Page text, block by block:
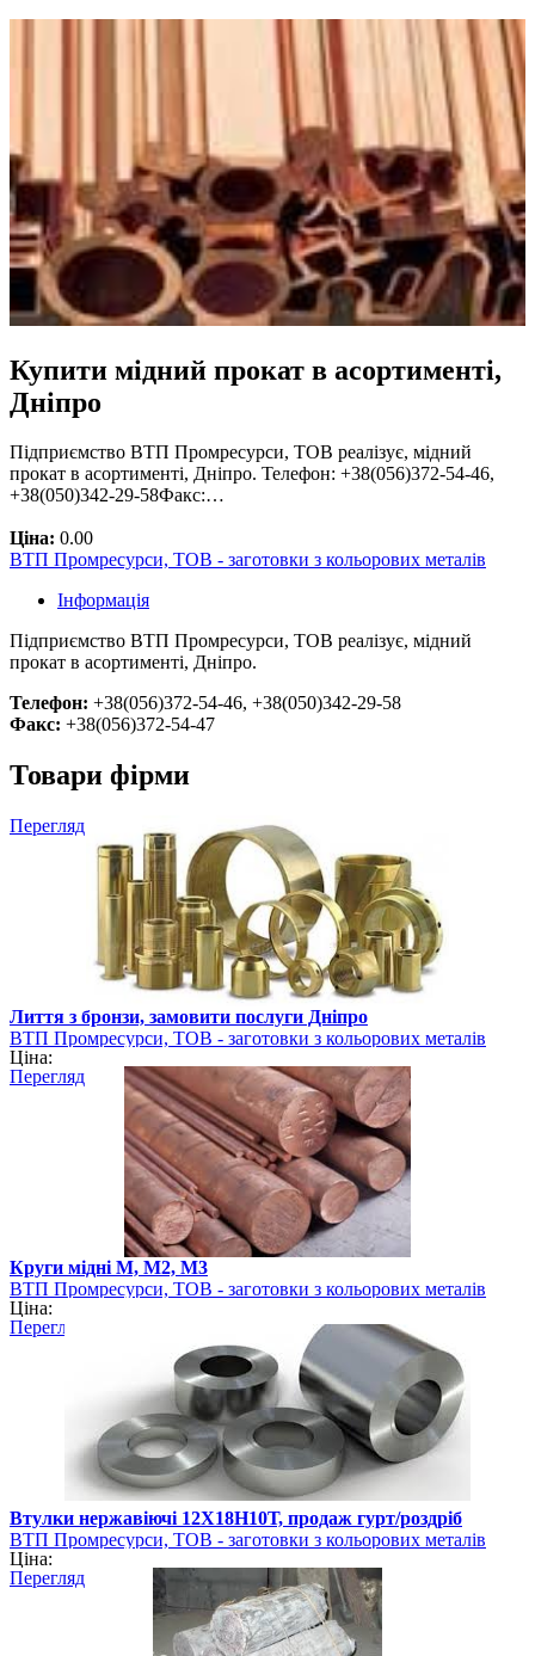
Купити мідний прокат в асортименті,
Дніпро
Підприємство ВТП Промресурси, ТОВ реалізує, мідний
прокат в асортименті, Дніпро. Телефон: +38(056)372-54-46,
+38(050)342-29-58Факс:…
Ціна: 0.00
ВТП Промресурси, ТОВ - заготовки з кольорових металів
Інформація
Підприємство ВТП Промресурси, ТОВ реалізує, мідний
прокат в асортименті, Дніпро.
Телефон: +38(056)372-54-46, +38(050)342-29-58
Факс: +38(056)372-54-47
Товари фірми
Перегляд
Лиття з бронзи, замовити послуги Дніпро
ВТП Промресурси, ТОВ - заготовки з кольорових металів
Ціна:
Перегляд
Круги мідні М, М2, М3
ВТП Промресурси, ТОВ - заготовки з кольорових металів
Ціна:
Перегляд
Втулки нержавіючі 12Х18Н10Т, продаж гурт/роздріб
ВТП Промресурси, ТОВ - заготовки з кольорових металів
Ціна:
Перегляд